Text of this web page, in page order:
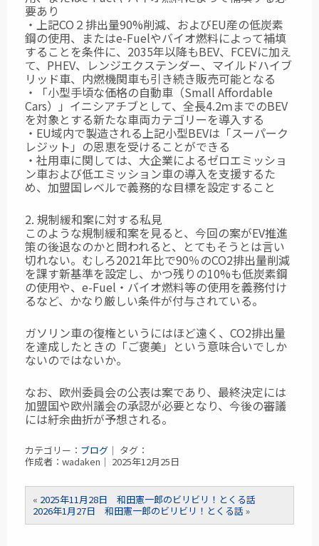
要あり
・上記CO２排出量90%削減、およびEU産の低炭素
鋼の使用、またはe-Fuelやバイオ燃料によって補填
することを条件に、2035年以降もBEV、FCEVに加え
て、PHEV、レンジエクステンダー、マイルドハイブ
リッド車、内燃機関車も引き続き販売可能となる
・「小型手頃な価格の自動車（Small Affordable
Cars）」イニシアチブとして、全長4.2ｍまでのBEV
を対象とする新たな車両カテゴリーを導入する
・EU域内で製造される上記小型BEVは「スーパーク
レジット」の恩恵を受けることができる
・社用車に関しては、大企業によるゼロエミッショ
ン車および低エミッション車の導入を支援するた
め、加盟国レベルで義務的な目標を設定すること
2. 規制緩和案に対する私見
このような規制緩和案を見ると、今回の案がEV推進
策の後退なのかと問われると、とてもそうとは言い
切れない。むしろ2021年比で90％のCO2排出量削減
を課す新基準を設定し、かつ残りの10%も低炭素鋼
の使用や、e-Fuel・バイオ燃料等の使用を義務付け
るなど、かなり厳しい条件が付与されている。
ガソリン車の復権というにはほど遠く、CO2排出量
を達成したときの「ご褒美」という意味合いでしか
ないのではないか。
なお、欧州委員会の公表は案であり、最終決定には
加盟国や欧州議会の承認が必要となり、今後の審議
には紆余曲折が予想される。
カテゴリー： ブログ ｜ タグ：
作成者：wadaken｜ 2025年12月25日
« 2025年11月28日 和田憲一郎のビリビリ！とくる話
2026年1月27日 和田憲一郎のビリビリ！とくる話 »